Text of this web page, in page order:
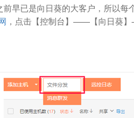
前早已是向日葵的大客户，所以
，点击【控制台】——【向日葵